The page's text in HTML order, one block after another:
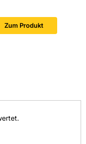
Zum Produkt